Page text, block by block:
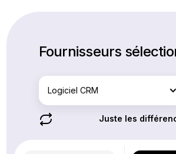
Fournisseurs
Logiciel CRM
Juste les